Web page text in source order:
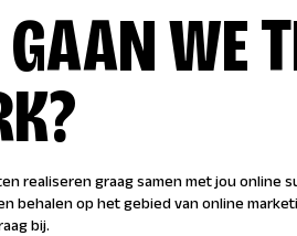
WE
realiseren graag samen met jou online
behalen op het gebied van online
bij.